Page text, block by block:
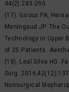
44(2):283-290.
(17). Giroux PA,
Meningaud JP. The
Technology in Upper
of 25 Patients.
(18). Leal Silva HG.
Surg.
Nonsurgical